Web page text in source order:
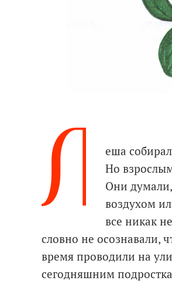
Л
еша
Но
Они
воздухом
все никак
словно не осознавали,
время проводили на
сегодняшним